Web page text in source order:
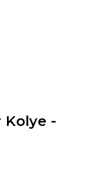
Kolye -